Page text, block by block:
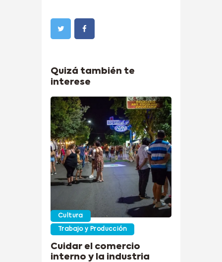
Quizá también te
interese
Cultura
Trabajo y Producción
Cuidar el comercio
interno y la industria